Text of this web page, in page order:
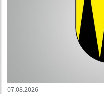
07.08.2026